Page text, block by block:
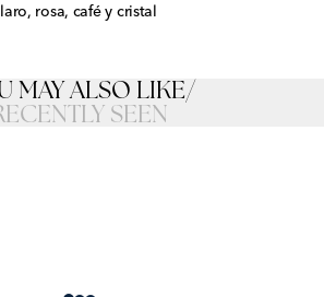
rosa, café y cristal
MAY ALSO LIKE/
SEEN